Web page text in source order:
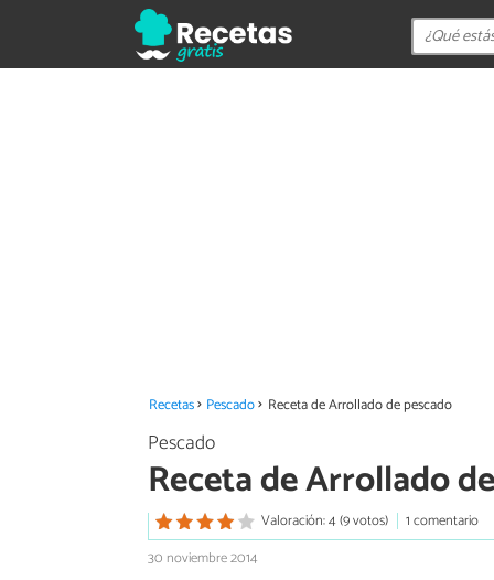
Recetas Pescado Receta de Arrollado de pescado
Pescado
Receta de Arrollado
Valoración: 4 (9 votos)
1 comentario
30 noviembre 2014